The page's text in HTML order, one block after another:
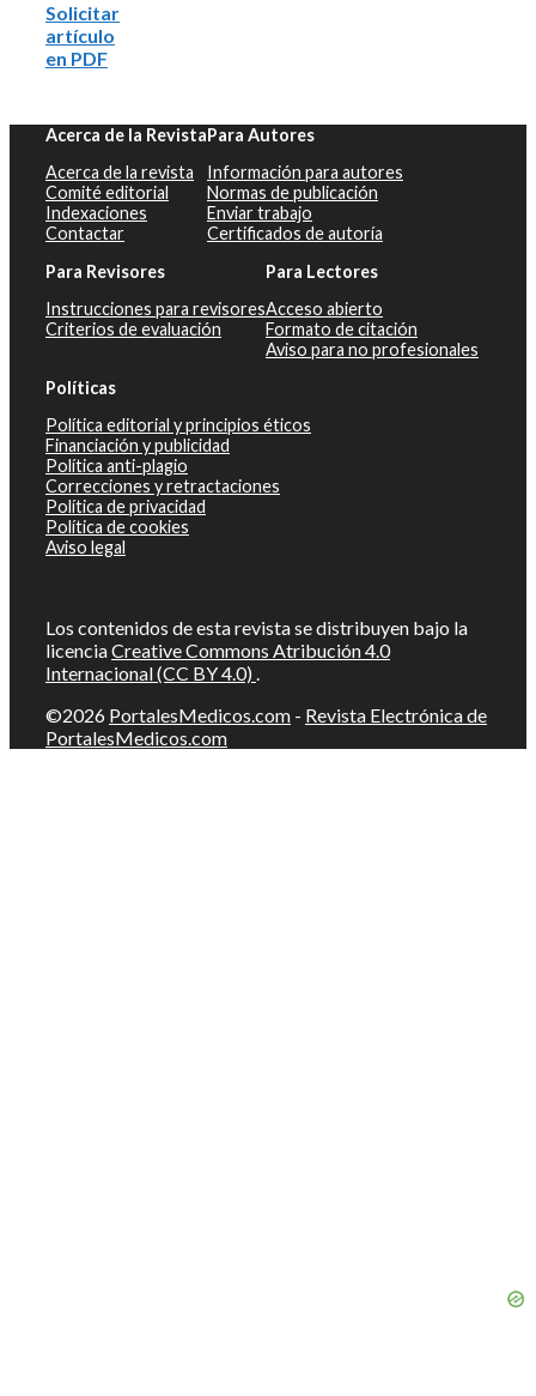
Solicitar
artículo
en PDF
Acerca de la Revista
Acerca de la revista
Comité editorial
Indexaciones
Contactar
Para Autores
Información para autores
Normas de publicación
Enviar trabajo
Certificados de autoría
Para Revisores
Instrucciones para revisores
Criterios de evaluación
Para Lectores
Acceso abierto
Formato de citación
Aviso para no profesionales
Políticas
Política editorial y principios éticos
Financiación y publicidad
Política anti-plagio
Correcciones y retractaciones
Política de privacidad
Política de cookies
Aviso legal
Los contenidos de esta revista se distribuyen bajo la
licenciaCreative Commons Atribución 4.0
Internacional (CC BY 4.0) .
©2026 PortalesMedicos.com - Revista Electrónica de
PortalesMedicos.com